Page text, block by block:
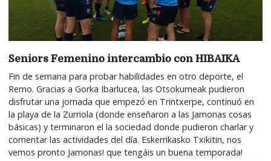
Seniors Femenino intercambio con HIBAIKA
Fin de semana para probar habilidades en otro deporte, el
Remo. Gracias a Gorka Ibarlucea, las Otsokumeak pudieron
disfrutar una jornada que empezó en Trintxerpe, continuó en
la playa de la Zurriola (donde enseñaron a las Jamonas cosas
básicas) y terminaron el la sociedad donde pudieron charlar y
comentar las actividades del día. Eskerrikasko Txikitin, nos
vemos pronto Jamonas! que tengáis un buena temporada!